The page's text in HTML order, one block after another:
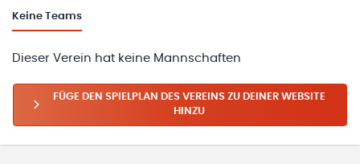
Keine Teams
Dieser Verein hat keine Mannschaften
FÜGE DEN SPIELPLAN DES VEREINS ZU DEINER WEBSITE
HINZU